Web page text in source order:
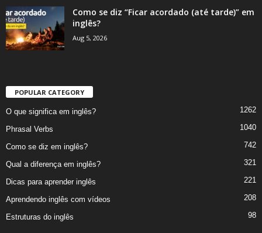
Como se diz “Ficar acordado (até tarde)” em
inglês?
Aug 5, 2026
POPULAR CATEGORY
O que significa em inglês? 1262
Phrasal Verbs 1040
Como se diz em inglês? 742
Qual a diferença em inglês? 321
Dicas para aprender inglês 221
Aprendendo inglês com vídeos 208
Estruturas do inglês 98